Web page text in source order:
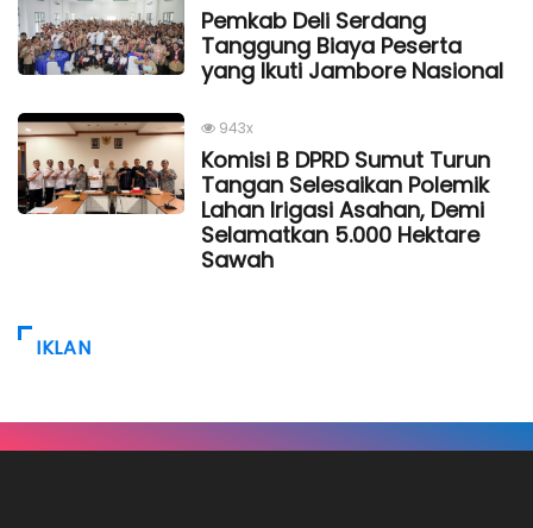
Pemkab Deli Serdang
Tanggung Biaya Peserta
yang Ikuti Jambore Nasional
943x
Komisi B DPRD Sumut Turun
Tangan Selesaikan Polemik
Lahan Irigasi Asahan, Demi
Selamatkan 5.000 Hektare
Sawah
IKLAN